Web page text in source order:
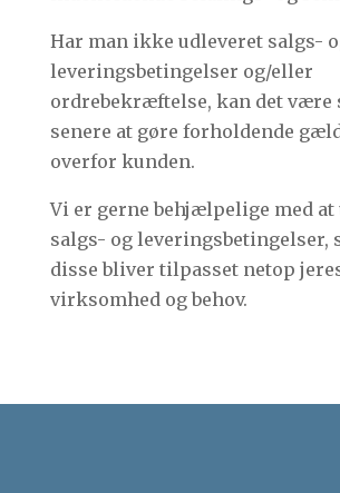
Har man ikke udleveret salgs-
leveringsbetingelser og/eller
ordrebekræftelse, kan det
senere at gøre forholdende
overfor kunden.
Vi er gerne behjælpelige med at
salgs- og leveringsbetingelser,
disse bliver tilpasset netop
virksomhed og behov.